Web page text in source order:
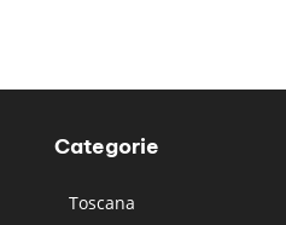
Categorie
Toscana